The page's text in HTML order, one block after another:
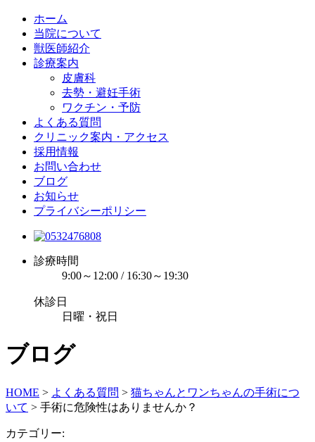
ホーム
当院について
獣医師紹介
診療案内
皮膚科
去勢・避妊手術
ワクチン・予防
よくある質問
クリニック案内・アクセス
採用情報
お問い合わせ
ブログ
お知らせ
プライバシーポリシー
診療時間
9:00～12:00 / 16:30～19:30
休診日
日曜・祝日
ブログ
HOME > よくある質問 > 猫ちゃんとワンちゃんの手術につ
いて > 手術に危険性はありませんか？
カテゴリー: